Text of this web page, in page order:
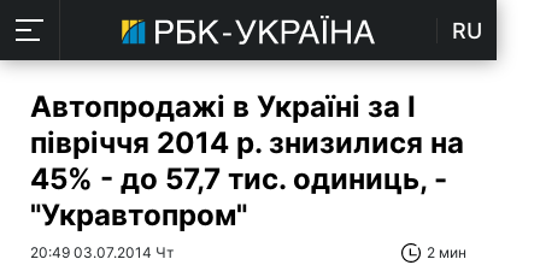
RU
Автопродажі в Україні за I
півріччя 2014 р. знизилися на
45% - до 57,7 тис. одиниць, -
"Укравтопром"
20:49 03.07.2014 Чт 2 мин